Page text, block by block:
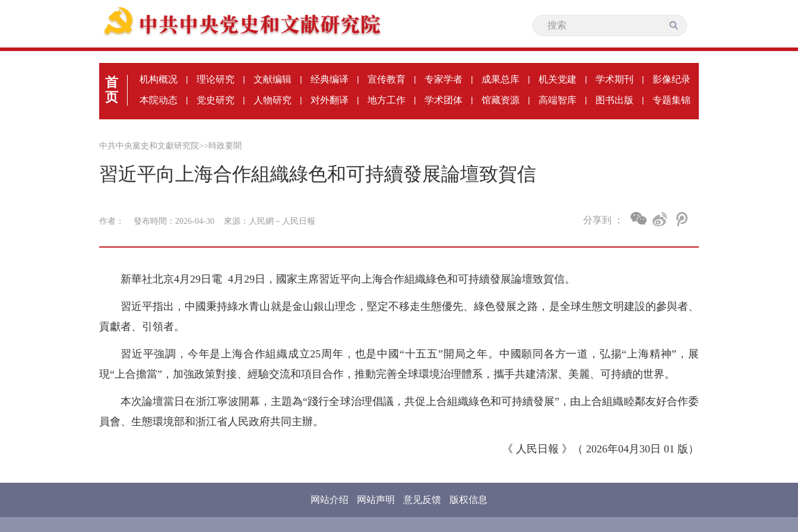
首
页
机构概况 | 理论研究 | 文献编辑 | 经典编译 | 宣传教育 | 专家学者 | 成果总库 | 机关党建 | 学术期刊 | 影像纪录
本院动态 | 党史研究 | 人物研究 | 对外翻译 | 地方工作 | 学术团体 | 馆藏资源 | 高端智库 | 图书出版 | 专题集锦
中共中央黨史和文獻研究院>>時政要聞
習近平向上海合作組織綠色和可持續發展論壇致賀信
作者： 發布時間：2026-04-30 來源： 人民網－人民日報 分享到 ：
新華社北京4月29日電 4月29日，國家主席習近平向上海合作組織綠色和可持續發展論壇致賀信。
習近平指出，中國秉持綠水青山就是金山銀山理念，堅定不移走生態優先、綠色發展之路，是全球生態文明建設的參與者、
貢獻者、引領者。
習近平強調，今年是上海合作組織成立25周年，也是中國“十五五”開局之年。中國願同各方一道，弘揚“上海精神”，展
現“上合擔當”，加強政策對接、經驗交流和項目合作，推動完善全球環境治理體系，攜手共建清潔、美麗、可持續的世界。
本次論壇當日在浙江寧波開幕，主題為“踐行全球治理倡議，共促上合組織綠色和可持續發展”，由上合組織睦鄰友好合作委
員會、生態環境部和浙江省人民政府共同主辦。
《 人民日報 》（ 2026年04月30日 01 版）
网站介绍 网站声明 意见反馈 版权信息